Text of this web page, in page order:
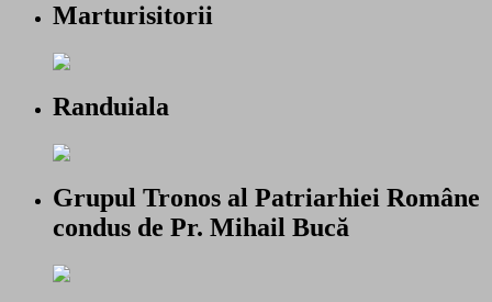
Marturisitorii
Randuiala
Grupul Tronos al Patriarhiei Române
condus de Pr. Mihail Bucă